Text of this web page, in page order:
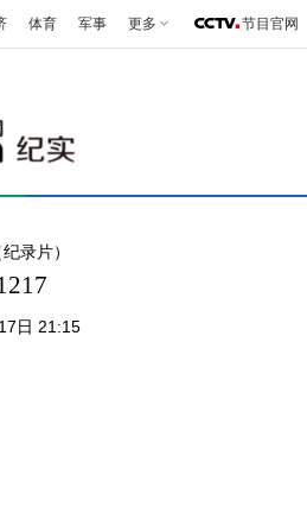
体育 军事 更多 节目官网
录片）
日 21:15